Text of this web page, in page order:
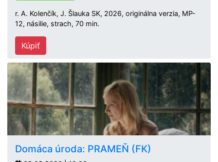
r. A. Kolenčík, J. Šlauka SK, 2026, originálna verzia, MP-
12, násilie, strach, 70 min.
Kúpiť
Domáca úroda: PRAMEŇ (FK)